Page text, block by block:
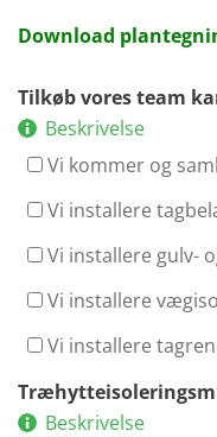
Download
Tilkøb vores team
Beskrivelse
Vi kommer og
Vi installere
Vi installere gulv-
Vi installere
Vi installere
Beskrivelse